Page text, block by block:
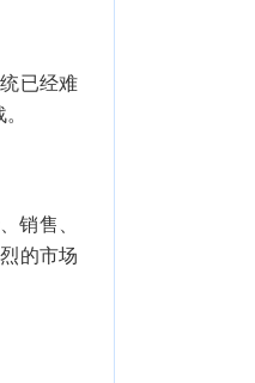
已经难
销售、
的市场